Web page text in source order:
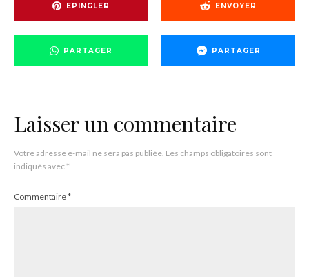
EPINGLER ENVOYER
PARTAGER PARTAGER
Laisser un commentaire
Votre adresse e-mail ne sera pas publiée. Les champs obligatoires sont
indiqués avec*
Commentaire*